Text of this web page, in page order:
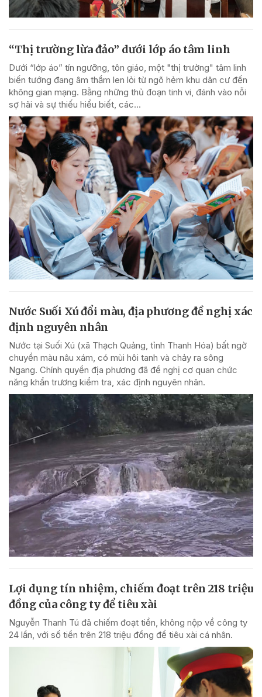
“Thị trường lừa đảo” dưới lớp áo tâm linh
Dưới “lớp áo” tín ngưỡng, tôn giáo, một "thị trường" tâm linh
biến tướng đang âm thầm len lỏi từ ngõ hẻm khu dân cư đến
không gian mạng. Bằng những thủ đoạn tinh vi, đánh vào nỗi
sợ hãi và sự thiếu hiểu biết, các...
Nước Suối Xú đổi màu, địa phương đề nghị xác
định nguyên nhân
Nước tại Suối Xú (xã Thạch Quảng, tỉnh Thanh Hóa) bất ngờ
chuyển màu nâu xám, có mùi hôi tanh và chảy ra sông
Ngang. Chính quyền địa phương đã đề nghị cơ quan chức
năng khẩn trương kiểm tra, xác định nguyên nhân.
Lợi dụng tín nhiệm, chiếm đoạt trên 218 triệu
đồng của công ty để tiêu xài
Nguyễn Thanh Tú đã chiếm đoạt tiền, không nộp về công ty
24 lần, với số tiền trên 218 triệu đồng để tiêu xài cá nhân.